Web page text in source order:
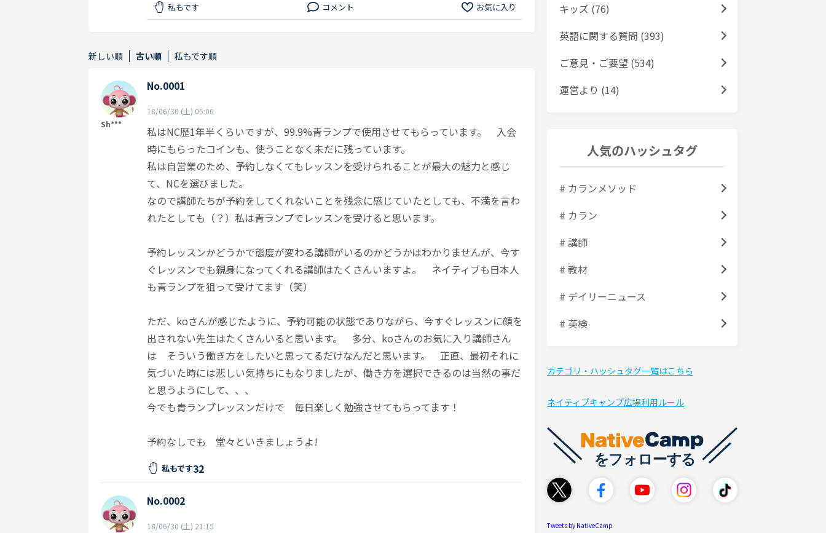
私もです コメント お気に入り
新しい順 古い順 私もです順
Sh***
No.0001
18/06/30 (土) 05:06
私はNC歴1年半くらいですが、99.9%青ランプで使用させてもらっています。 入会
時にもらったコインも、使うことなく未だに残っています。
私は自営業のため、予約しなくてもレッスンを受けられることが最大の魅力と感じ
て、NCを選びました。
なので講師たちが予約をしてくれないことを残念に感じていたとしても、不満を言わ
れたとしても（？）私は青ランプでレッスンを受けると思います。
予約レッスンかどうかで態度が変わる講師がいるのかどうかはわかりませんが、今す
ぐレッスンでも親身になってくれる講師はたくさんいますよ。 ネイティブも日本人
も青ランプを狙って受けてます（笑）
ただ、koさんが感じたように、予約可能の状態でありながら、今すぐレッスンに顔を
出されない先生はたくさんいると思います。 多分、koさんのお気に入り講師さん
は そういう働き方をしたいと思ってるだけなんだと思います。 正直、最初それに
気づいた時には悲しい気持ちにもなりましたが、働き方を選択できるのは当然の事だ
と思うようにして、、、
今でも青ランプレッスンだけで 毎日楽しく勉強させてもらってます！
予約なしでも 堂々といきましょうよ!
私もです32
No.0002
18/06/30 (土) 21:15
キッズ (76)
英語に関する質問 (393)
ご意見・ご要望 (534)
運営より (14)
人気のハッシュタグ
# カランメソッド
# カラン
# 講師
# 教材
# デイリーニュース
# 英検
カテゴリ・ハッシュタグ一覧はこちら
ネイティブキャンプ広場利用ルール
Tweets by NativeCamp